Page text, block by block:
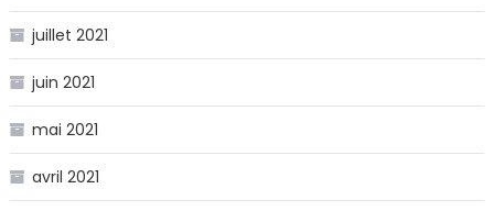
juillet 2021
juin 2021
mai 2021
avril 2021